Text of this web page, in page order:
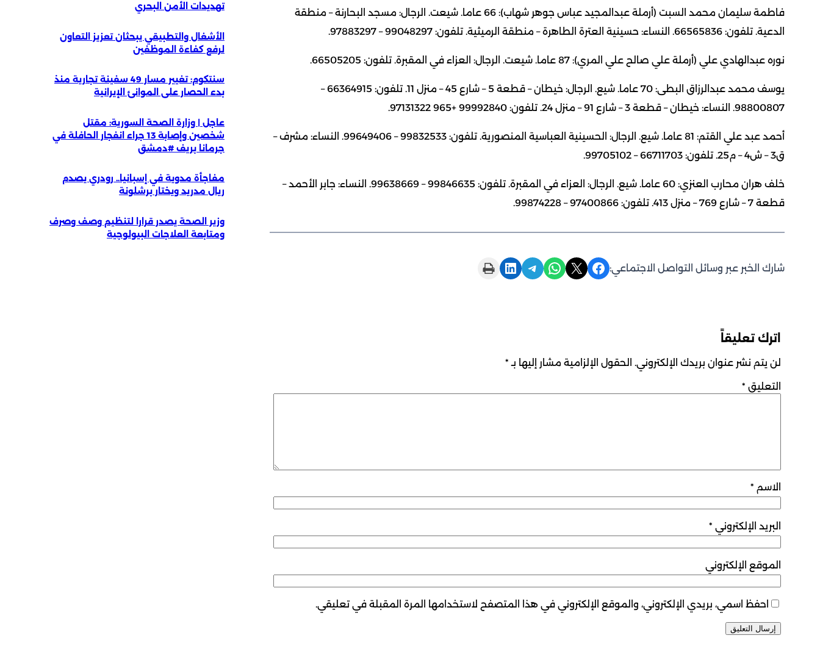
فاطمة سليمان محمد السبت (أرملة عبدالمجيد عباس جوهر شهاب): 66 عاما. شيعت. الرجال: مسجد البحارنة – منطقة
الدعية. تلفون: 66565836. النساء: حسينية العترة الطاهرة – منطقة الرميثية. تلفون: 99048297 – 97883297.
نوره عبدالهادي علي (أرملة علي صالح علي المري): 87 عاما. شيعت. الرجال: العزاء في المقبرة. تلفون: 66505205.
يوسف محمد عبدالرزاق البطى: 70 عاما. شيع. الرجال: خيطان – قطعة 5 – شارع 45 – منزل 11. تلفون: 66364915 –
98800807. النساء: خيطان – قطعة 3 – شارع 91 – منزل 24. تلفون: 99992840 +965 97131322.
أحمد عبد علي القتم: 81 عاما. شيع. الرجال: الحسينية العباسية المنصورية. تلفون: 99832533 – 99649406. النساء: مشرف –
ق3 – ش4 – م25. تلفون: 66711703 – 99705102.
خلف هران محارب العنزي: 60 عاما. شيع. الرجال: العزاء في المقبرة. تلفون: 99846635 – 99638669. النساء: جابر الأحمد –
قطعة 7 – شارع 769 – منزل 413. تلفون: 97400866 – 99874228.
شارك الخبر عبر وسائل التواصل الاجتماعي: Share on Facebook
Share on X
Share on WhatsApp
Share on Telegram
Share on LinkedIn
Print this Page
اترك تعليقاً
لن يتم نشر عنوان بريدك الإلكتروني. الحقول الإلزامية مشار إليها بـ *
التعليق *
الاسم *
البريد الإلكتروني *
الموقع الإلكتروني
احفظ اسمي، بريدي الإلكتروني، والموقع الإلكتروني في هذا المتصفح لاستخدامها المرة المقبلة في تعليقي.
تهديدات الأمن البحري
الأشغال والتطبيقي يبحثان تعزيز التعاون
لرفع كفاءة الموظفين
سنتكوم: تغيير مسار 49 سفينة تجارية منذ
بدء الحصار على الموانئ الإيرانية
عاجل | وزارة الصحة السورية: مقتل
شخصين وإصابة 13 جراء انفجار الحافلة في
جرمانا بريف #دمشق
مفاجأة مدوية في إسبانيا.. رودري يصدم
ريال مدريد ويختار برشلونة
وزير الصحة يصدر قرارا لتنظيم وصف وصرف
ومتابعة العلاجات البيولوجية